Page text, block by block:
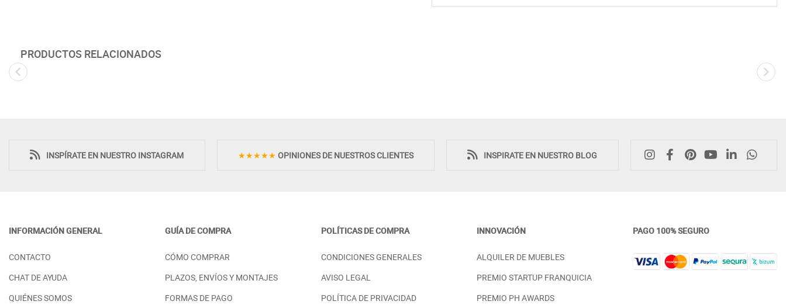
PRODUCTOS RELACIONADOS
CAJONES MADERA - ROBLE
CAJONES DORMITORIO MADERA -
PRECIO DESDE: 255,00 €
ROBLE
CAJONES MADERA - ROBLE
758,00 €
DORMITORIO MADERA -
PRECIO DESDE:246,00 €
INSPÍRATE EN NUESTRO INSTAGRAM ★★★★★ OPINIONES DE NUESTROS CLIENTES INSPIRATE EN NUESTRO BLOG
INFORMACIÓN GENERAL
CONTACTO
CHAT DE AYUDA
QUIÉNES SOMOS
GUÍA DE COMPRA
CÓMO COMPRAR
PLAZOS, ENVÍOS Y MONTAJES
FORMAS DE PAGO
POLÍTICAS DE COMPRA
CONDICIONES GENERALES
AVISO LEGAL
POLÍTICA DE PRIVACIDAD
INNOVACIÓN
ALQUILER DE MUEBLES
PREMIO STARTUP FRANQUICIA
PREMIO PH AWARDS
PAGO 100% SEGURO